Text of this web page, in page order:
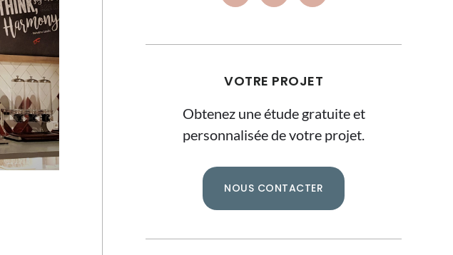
VOTRE PROJET
Obtenez une étude gratuite et
personnalisée de votre projet.
NOUS CONTACTER